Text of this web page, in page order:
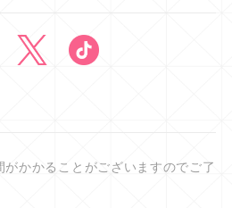
かかることがございますのでご了